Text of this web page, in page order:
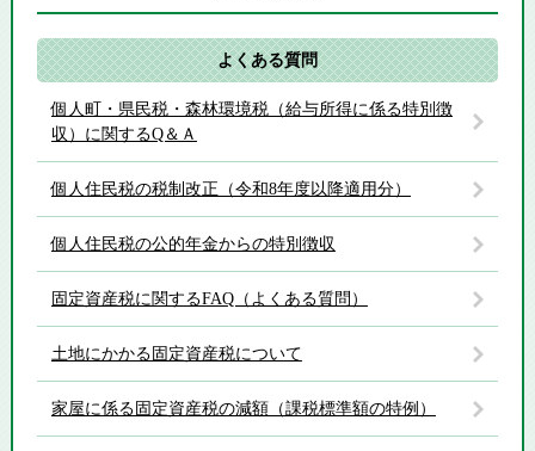
よくある質問
個人町・県民税・森林環境税（給与所得に係る特別徴
収）に関するQ＆Ａ
個人住民税の税制改正（令和8年度以降適用分）
個人住民税の公的年金からの特別徴収
固定資産税に関するFAQ（よくある質問）
土地にかかる固定資産税について
家屋に係る固定資産税の減額（課税標準額の特例）